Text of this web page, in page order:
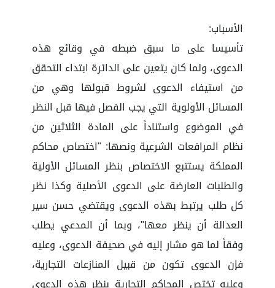
الأسباب:
تأسيسا على ما سبق ضبطه في وقائع هذه
الدعوى، ولما كان يتعين على الدائرة ابتداء التحقق
من استيفاء الدعوى لشروط قبولها وهي من
المسائل الأولوية التي يجب الفصل فيها قبل النظر
في الموضوع واستناداً على المادة الثلاثين من
نظام المرافعات الشرعية ونصها: "اختصاص محاكم
المملكة يستتبع الاختصاص بنظر المسائل الأولية
والطلبات العارضة على الدعوى الأصلية وكذا نظر
كل طلب يرتبط بهذه الدعوى ويقتضي حسن سير
العدالة أن ينظر معها"، وبما أن المدعي يطلب
وفقاً لما هو مشار إليه في صحيفة الدعوى، وعليه
فإن الدعوى تكون من قبيل المنازعات التجارية،
وعليه تختص المحاكم التجارية بنظر هذه الدعوى